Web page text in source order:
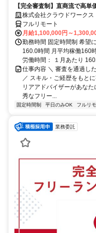
【完全審査制】直商流で高
に合致した案件を多数保有
株式会社クラウドワーク
フルリモート
月給1,100,000円～
勤務時間 固定時間制 希望
160.0時間 月平均稼働160
労働時間： １月あたり
仕事内容 ＼ 審査を通過し
／ スキル・ご経歴をもと
リアアドバイザーがあな
秀なフリー...
固定時間制 平日のみOK フルリ
業務委託